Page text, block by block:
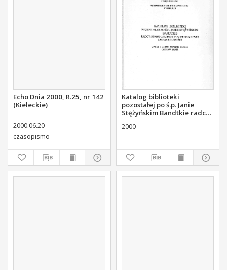
Echo Dnia 2000, R.25, nr 142
(Kieleckie)
2000.06.20
czasopismo
Katalog biblioteki
pozostałej po ś.p. Janie
Stężyńskim Bandtkie radcy
Rządowej Sprawiedliwości
2000